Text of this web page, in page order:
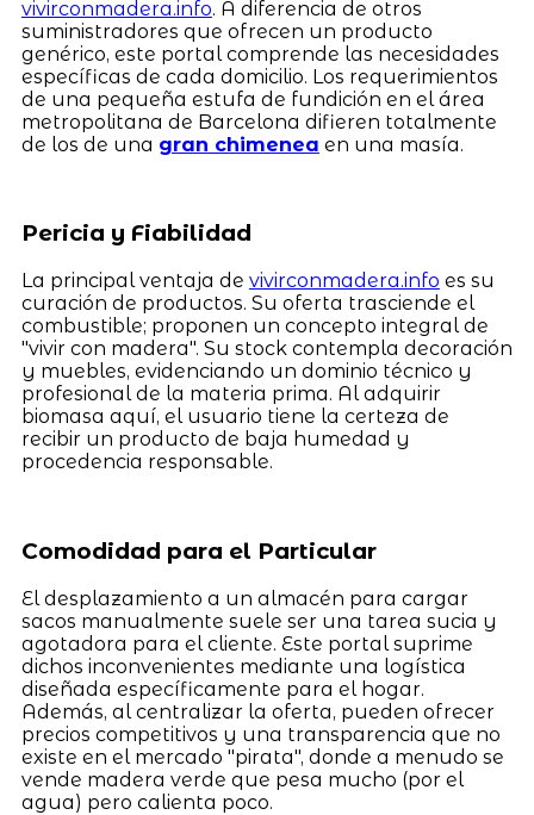
vivirconmadera.info. A diferencia de otros
suministradores que ofrecen un producto
genérico, este portal comprende las necesidades
específicas de cada domicilio. Los requerimientos
de una pequeña estufa de fundición en el área
metropolitana de Barcelona difieren totalmente
de los de una gran chimenea en una masía.
Pericia y Fiabilidad
La principal ventaja de vivirconmadera.info es su
curación de productos. Su oferta trasciende el
combustible; proponen un concepto integral de
"vivir con madera". Su stock contempla decoración
y muebles, evidenciando un dominio técnico y
profesional de la materia prima. Al adquirir
biomasa aquí, el usuario tiene la certeza de
recibir un producto de baja humedad y
procedencia responsable.
Comodidad para el Particular
El desplazamiento a un almacén para cargar
sacos manualmente suele ser una tarea sucia y
agotadora para el cliente. Este portal suprime
dichos inconvenientes mediante una logística
diseñada específicamente para el hogar.
Además, al centralizar la oferta, pueden ofrecer
precios competitivos y una transparencia que no
existe en el mercado "pirata", donde a menudo se
vende madera verde que pesa mucho (por el
agua) pero calienta poco.